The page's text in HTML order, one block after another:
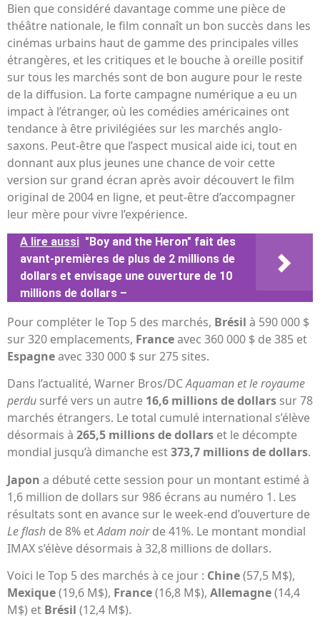
Bien que considéré davantage comme une pièce de
théâtre nationale, le film connaît un bon succès dans les
cinémas urbains haut de gamme des principales villes
étrangères, et les critiques et le bouche à oreille positif
sur tous les marchés sont de bon augure pour le reste
de la diffusion. La forte campagne numérique a eu un
impact à l’étranger, où les comédies américaines ont
tendance à être privilégiées sur les marchés anglo-
saxons. Peut-être que l’aspect musical aide ici, tout en
donnant aux plus jeunes une chance de voir cette
version sur grand écran après avoir découvert le film
original de 2004 en ligne, et peut-être d’accompagner
leur mère pour vivre l’expérience.
A lire aussi "Boy and the Heron" fait des
avant-premières de plus de 2 millions de
dollars et envisage une ouverture de 10
millions de dollars –
Pour compléter le Top 5 des marchés, Brésil à 590 000 $
sur 320 emplacements, Franceavec 360 000 $ de 385 et
Espagneavec 330 000 $ sur 275 sites.
Dans l’actualité, Warner Bros/DCAquaman et le royaume
perdu surfé vers un autre 16,6 millions de dollars sur 78
marchés étrangers. Le total cumulé international s’élève
désormais à 265,5 millions de dollars et le décompte
mondial jusqu’à dimanche est373,7 millions de dollars.
Japon a débuté cette session pour un montant estimé à
1,6 million de dollars sur 986 écrans au numéro 1. Les
résultats sont en avance sur le week-end d’ouverture de
Le flash de 8% etAdam noirde 41%. Le montant mondial
IMAX s’élève désormais à 32,8 millions de dollars.
Voici le Top 5 des marchés à ce jour : Chine(57,5 M$),
Mexique(19,6 M$), France(16,8 M$), Allemagne(14,4
M$) et Brésil (12,4 M$).